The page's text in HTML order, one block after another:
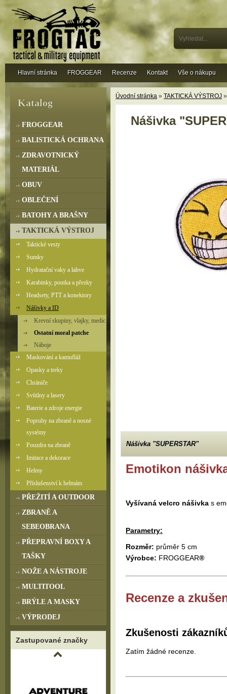
Úvodní stránka » TAKTICKÁ VÝSTROJ
Nášivka
Nášivka "SUPERSTAR"
Emotikon
Vyšívaná velcro nášivka s
Parametry:
Rozměr: průměr 5 cm
Výrobce: FROGGEAR®
Recenze a
Zkušenosti
Zatím žádné recenze.
Katalog
FROGGEAR
BALISTICKÁ OCHRANA
ZDRAVOTNICKÝ
MATERIÁL
OBUV
OBLEČENÍ
BATOHY A BRAŠNY
TAKTICKÁ VÝSTROJ
Taktické vesty
Sumky
Hydratační vaky a lahve
Karabinky, poutka a přezky
Headsety, PTT a konektory
Nášivky a ID
Krevní skupiny, vlajky, medic
Ostatní moral patche
Náboje
Maskování a kamufláž
Opasky a treky
Chrániče
Svítilny a lasery
Baterie a zdroje energie
Popruhy na zbraně a nosné
systémy
Pouzdra na zbraně
Imitace a dekorace
Helmy
Příslušenství k helmám
PŘEŽITÍ A OUTDOOR
ZBRANĚ A
SEBEOBRANA
PŘEPRAVNÍ BOXY A
TAŠKY
NOŽE A NÁSTROJE
MULTITOOL
BRÝLE A MASKY
VÝPRODEJ
Zastupované značky
Hlavní stránka FROGGEAR Recenze Kontakt Vše o nákupu